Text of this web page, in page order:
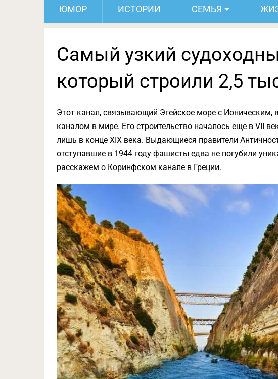
ЮМОР ИСТОРИИ СЕМЬЯ
Самый узкий
который строили 2,5
Этот канал, связывающий Эгейское море с
каналом в мире. Его строительство началось еще в VII
лишь в конце XIX века. Выдающиеся правители
отступавшие в 1944 году фашисты едва не погубили
расскажем о Коринфском канале в Греции.